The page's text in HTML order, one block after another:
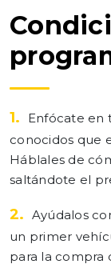
1.
Enfócate en
conocidos que
Háblales de
saltándote el
2. Ayúdalos
un primer
para la compra